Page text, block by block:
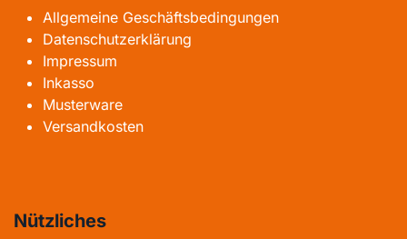
Allgemeine Geschäftsbedingungen
Datenschutzerklärung
Impressum
Inkasso
Musterware
Versandkosten
Nützliches